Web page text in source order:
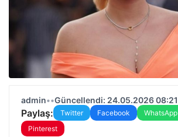
admin••Güncellendi: 24.05.2026 08:21
Paylaş: Twitter Facebook WhatsApp
Pinterest